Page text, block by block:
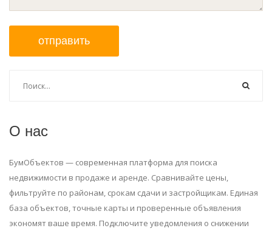
отправить
О нас
БумОбъектов — современная платформа для поиска
недвижимости в продаже и аренде. Сравнивайте цены,
фильтруйте по районам, срокам сдачи и застройщикам. Единая
база объектов, точные карты и проверенные объявления
экономят ваше время. Подключите уведомления о снижении